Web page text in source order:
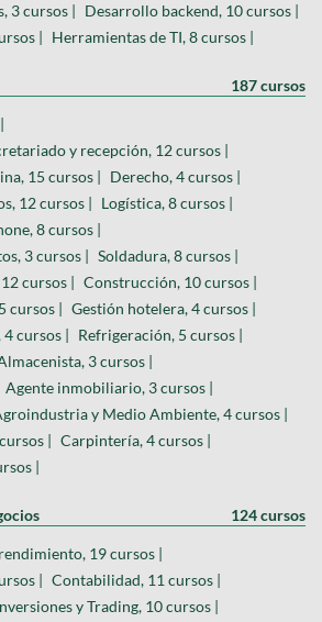
3 cursos | Desarrollo backend, 10 cursos |
| Herramientas de TI, 8 cursos |
187 cursos
y recepción, 12 cursos |
15 cursos | Derecho, 4 cursos |
12 cursos | Logística, 8 cursos |
8 cursos |
3 cursos | Soldadura, 8 cursos |
cursos | Construcción, 10 cursos |
cursos | Gestión hotelera, 4 cursos |
cursos | Refrigeración, 5 cursos |
3 cursos |
Agente inmobiliario, 3 cursos |
y Medio Ambiente, 4 cursos |
| Carpintería, 4 cursos |
|
124 cursos
19 cursos |
| Contabilidad, 11 cursos |
y Trading, 10 cursos |